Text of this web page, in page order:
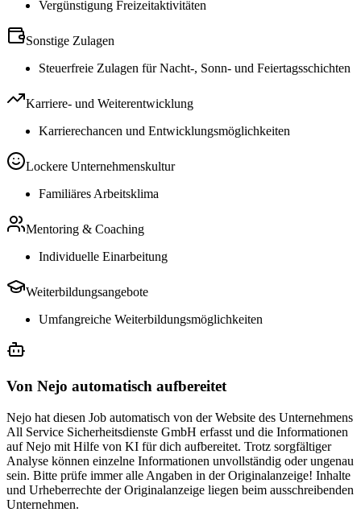
Vergünstigung Freizeitaktivitäten
Sonstige Zulagen
Steuerfreie Zulagen für Nacht-, Sonn- und Feiertagsschichten
Karriere- und Weiterentwicklung
Karrierechancen und Entwicklungsmöglichkeiten
Lockere Unternehmenskultur
Familiäres Arbeitsklima
Mentoring & Coaching
Individuelle Einarbeitung
Weiterbildungsangebote
Umfangreiche Weiterbildungsmöglichkeiten
Von Nejo automatisch aufbereitet
Nejo hat diesen Job automatisch von der Website des Unternehmens
All Service Sicherheitsdienste GmbH erfasst und die Informationen
auf Nejo mit Hilfe von KI für dich aufbereitet. Trotz sorgfältiger
Analyse können einzelne Informationen unvollständig oder ungenau
sein. Bitte prüfe immer alle Angaben in der Originalanzeige! Inhalte
und Urheberrechte der Originalanzeige liegen beim ausschreibenden
Unternehmen.